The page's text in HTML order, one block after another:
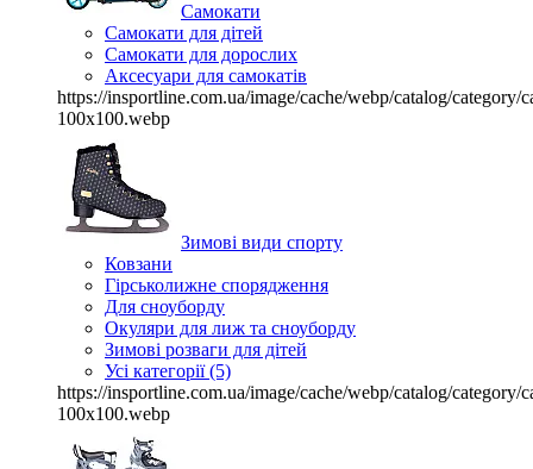
Самокати
Самокати для дітей
Самокати для дорослих
Аксесуари для самокатів
https://insportline.com.ua/image/cache/webp/catalog/category/
100x100.webp
Зимові види спорту
Ковзани
Гірськолижне спорядження
Для сноуборду
Окуляри для лиж та сноуборду
Зимові розваги для дітей
Усі категорії (5)
https://insportline.com.ua/image/cache/webp/catalog/category/
100x100.webp